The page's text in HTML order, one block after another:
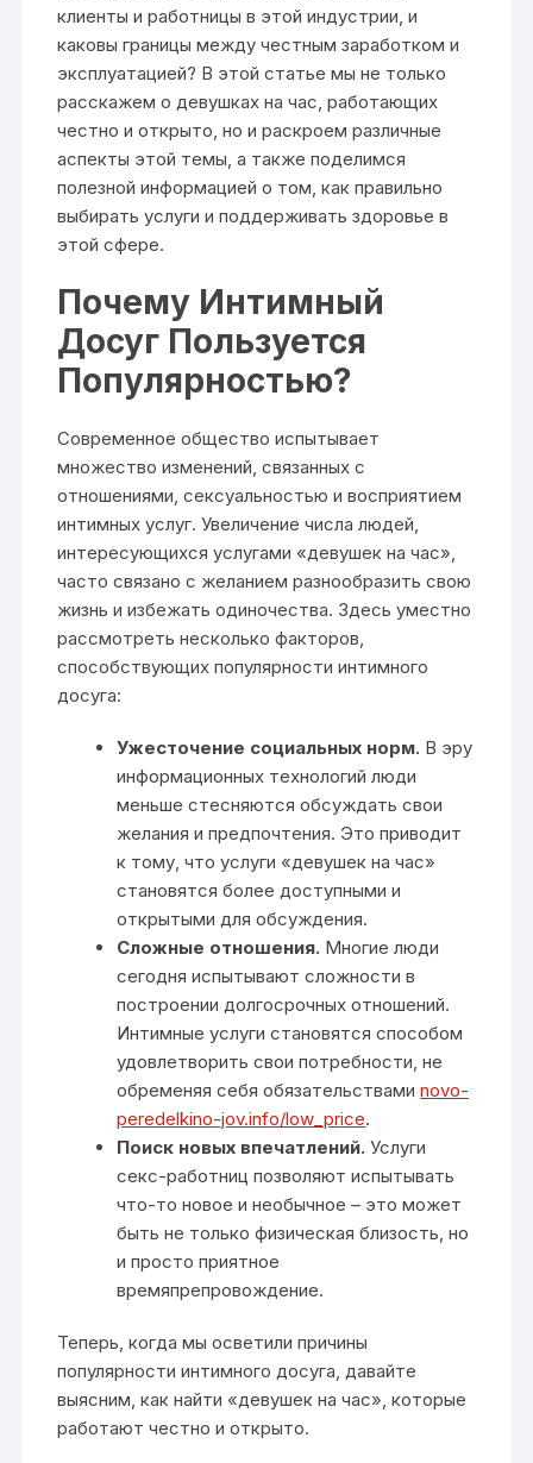
клиенты и работницы в этой индустрии, и
каковы границы между честным заработком и
эксплуатацией? В этой статье мы не только
расскажем о девушках на час, работающих
честно и открыто, но и раскроем различные
аспекты этой темы, а также поделимся
полезной информацией о том, как правильно
выбирать услуги и поддерживать здоровье в
этой сфере.
Почему Интимный
Досуг Пользуется
Популярностью?
Современное общество испытывает
множество изменений, связанных с
отношениями, сексуальностью и восприятием
интимных услуг. Увеличение числа людей,
интересующихся услугами «девушек на час»,
часто связано с желанием разнообразить свою
жизнь и избежать одиночества. Здесь уместно
рассмотреть несколько факторов,
способствующих популярности интимного
досуга:
Ужесточение социальных норм. В эру
информационных технологий люди
меньше стесняются обсуждать свои
желания и предпочтения. Это приводит
к тому, что услуги «девушек на час»
становятся более доступными и
открытыми для обсуждения.
Сложные отношения. Многие люди
сегодня испытывают сложности в
построении долгосрочных отношений.
Интимные услуги становятся способом
удовлетворить свои потребности, не
обременяя себя обязательствамиnovo-
peredelkino-jov.info/low_price.
Поиск новых впечатлений. Услуги
секс-работниц позволяют испытывать
что-то новое и необычное – это может
быть не только физическая близость, но
и просто приятное
времяпрепровождение.
Теперь, когда мы осветили причины
популярности интимного досуга, давайте
выясним, как найти «девушек на час», которые
работают честно и открыто.